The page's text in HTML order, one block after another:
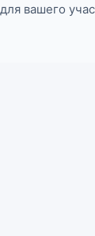
вашего